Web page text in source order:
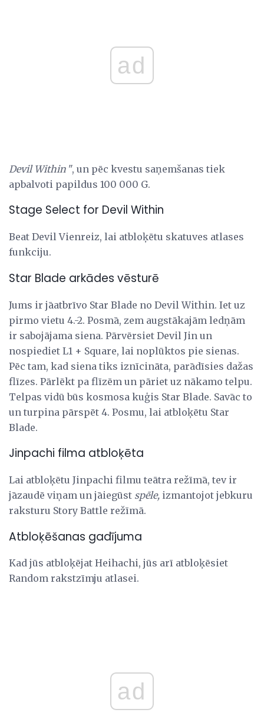
ad
Devil Within ", un pēc kvestu saņemšanas tiek
apbalvoti papildus 100 000 G.
Stage Select for Devil Within
Beat Devil Vienreiz, lai atbloķētu skatuves atlases
funkciju.
Star Blade arkādes vēsturē
Jums ir jāatbrīvo Star Blade no Devil Within. Iet uz
pirmo vietu 4.-2. Posmā, zem augstākajām ledņām
ir sabojājama siena. Pārvērsiet Devil Jin un
nospiediet L1 + Square, lai noplūktos pie sienas.
Pēc tam, kad siena tiks iznīcināta, parādīsies dažas
flīzes. Pārlēkt pa flīzēm un pāriet uz nākamo telpu.
Telpas vidū būs kosmosa kuģis Star Blade. Savāc to
un turpina pārspēt 4. Posmu, lai atbloķētu Star
Blade.
Jinpachi filma atbloķēta
Lai atbloķētu Jinpachi filmu teātra režīmā, tev ir
jāzaudē viņam un jāiegūst spēle, izmantojot jebkuru
raksturu Story Battle režīmā.
Atbloķēšanas gadījuma
Kad jūs atbloķējat Heihachi, jūs arī atbloķēsiet
Random rakstzīmju atlasei.
ad